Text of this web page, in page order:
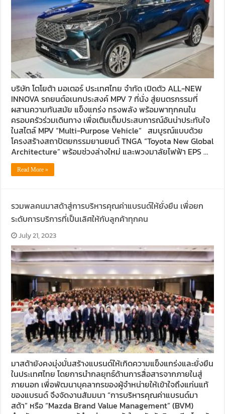
บริษัท โตโยต้า มอเตอร์ ประเทศไทย จำกัด เปิดตัว ALL-NEW
INNOVA รถยนต์อเนกประสงค์ MPV 7 ที่นั่ง สู่ยนตรกรรมที่
ผสานความทันสมัย แข็งแกร่ง ทรงพลัง พร้อมพาทุกคนใน
ครอบครัวร่วมเดินทาง เพื่อเติมเต็มประสบการณ์อันน่าประทับใจ
ในสไตล์ MPV “Multi-Purpose Vehicle” สมบูรณ์แบบด้วย
โครงสร้างสถาปัตยกรรมยานยนต์ TNGA “Toyota New Global
Architecture” พร้อมช่วงล่างใหม่ และพวงมาลัยไฟฟ้า EPS …
Read More »
รวมพลคนมาสด้าสู่การบริหารคุณค่าแบรนด์ให้ยั่งยืน เพื่อยก
ระดับการบริการที่เป็นเลิศให้กับลูกค้าทุกคน
July 21, 2023
มาสด้ายังคงมุ่งมั่นสร้างแบรนด์ให้เกิดความแข็งแกร่งและยั่งยืน
ในประเทศไทย โดยการนำกลยุทธ์ด้านการสื่อสารจากภายในสู่
ภายนอก เพื่อพัฒนาบุคลากรของผู้จำหน่ายให้เข้าใจถึงแก่นแท้
ของแบรนด์ จึงจัดงานสัมมนา “การบริหารคุณค่าแบรนด์มา
สด้า” หรือ “Mazda Brand Value Management” (BVM)